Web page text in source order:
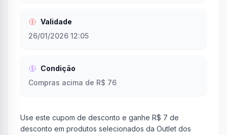
Validade
26/01/2026 12:05
Condição
Compras acima de R$ 76
Use este cupom de desconto e ganhe R$ 7 de
desconto em produtos selecionados da Outlet dos